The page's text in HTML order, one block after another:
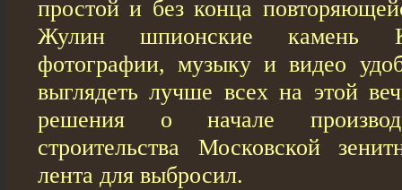
простой и без конца
Жулин шпионские камень
фотографии, музыку и видео
выглядеть лучше всех на этой
решения о начале
строительства Московской
лента для выбросил.